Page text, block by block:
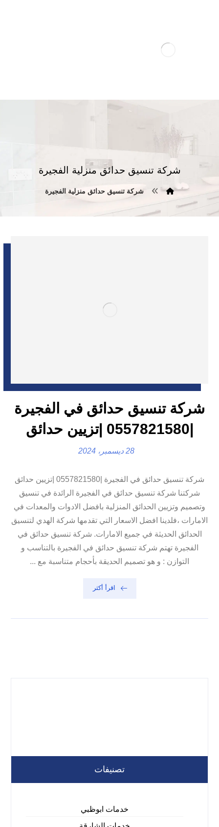
شركة تنسيق حدائق منزلية الفجيرة
شركة تنسيق حدائق منزلية الفجيرة
شركة تنسيق حدائق في الفجيرة
28 ديسمبر، 2024
شركة تنسيق حدائق في الفجيرة |0557821580 |تزيين حدائق
شركتنا شركة تنسيق حدائق في الفجيرة الرائدة في تنسيق
وتصميم وتزيين الحدائق المنزلية بافضل الادوات والمعدات في
الامارات ،فلدينا افضل الاسعار التي تقدمها شركة الهدي لتنسيق
الحدائق الحديثة في جميع الامارات. شركة تنسيق حدائق في
الفجيرة تهتم شركة تنسيق حدائق في الفجيرة بالتناسب و
التوازن : و هو تصميم الحديقة بأحجام متناسبة مع ...
اقرأ أكثر
تصنيفات
خدمات ابوظبي